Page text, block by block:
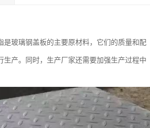
玻璃钢盖板的主要原材料，它们的质量和配
产。同时，生产厂家还需要加强生产过程中